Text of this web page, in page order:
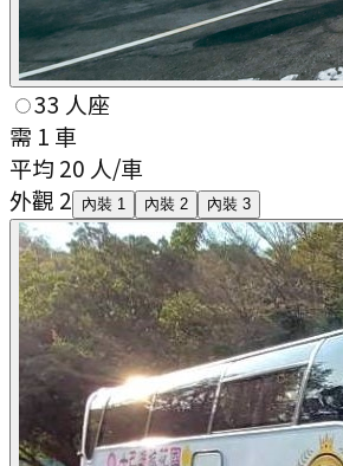
33 人座
需 1 車
平均 20 人/車
外觀 2
內裝 1 內裝 2 內裝 3